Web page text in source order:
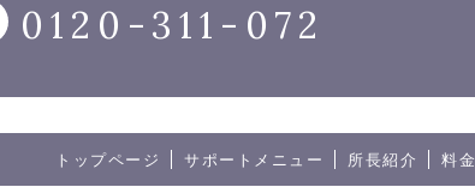
0120-311-072
トップページ サポートメニュー 所長紹介 料